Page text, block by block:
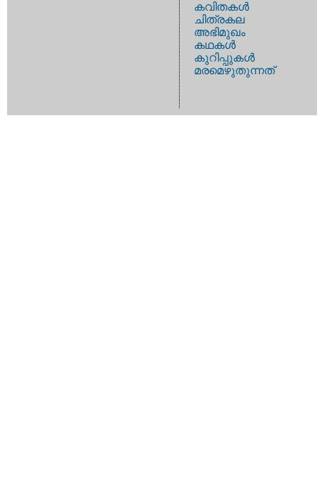
കവിതകള്‍
ചിത്രകല
അഭിമുഖം
കഥകള്‍
കുറിപ്പുകള്‍
മരമെഴുതുന്നത്